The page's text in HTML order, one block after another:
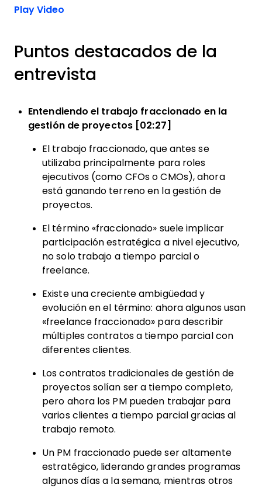
Play Video
Puntos destacados de la
entrevista
Entendiendo el trabajo fraccionado en la
gestión de proyectos [02:27]
El trabajo fraccionado, que antes se
utilizaba principalmente para roles
ejecutivos (como CFOs o CMOs), ahora
está ganando terreno en la gestión de
proyectos.
El término «fraccionado» suele implicar
participación estratégica a nivel ejecutivo,
no solo trabajo a tiempo parcial o
freelance.
Existe una creciente ambigüedad y
evolución en el término: ahora algunos usan
«freelance fraccionado» para describir
múltiples contratos a tiempo parcial con
diferentes clientes.
Los contratos tradicionales de gestión de
proyectos solían ser a tiempo completo,
pero ahora los PM pueden trabajar para
varios clientes a tiempo parcial gracias al
trabajo remoto.
Un PM fraccionado puede ser altamente
estratégico, liderando grandes programas
algunos días a la semana, mientras otros